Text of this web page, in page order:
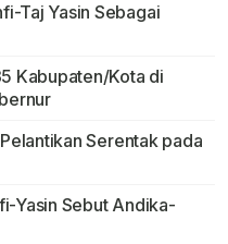
Taj Yasin Sebagai
Kabupaten/Kota di
Serentak pada
Yasin Sebut Andika-